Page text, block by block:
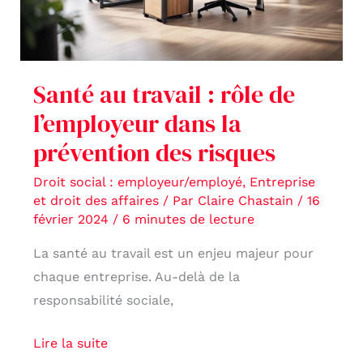
Santé au travail : rôle de
l’employeur dans la
prévention des risques
Droit social : employeur/employé, Entreprise
et droit des affaires/ Par Claire Chastain / 16
février 2024 / 6 minutes de lecture
La santé au travail est un enjeu majeur pour
chaque entreprise. Au-delà de la
responsabilité sociale,
l’employeur
dans
des
risques
Lire la suite